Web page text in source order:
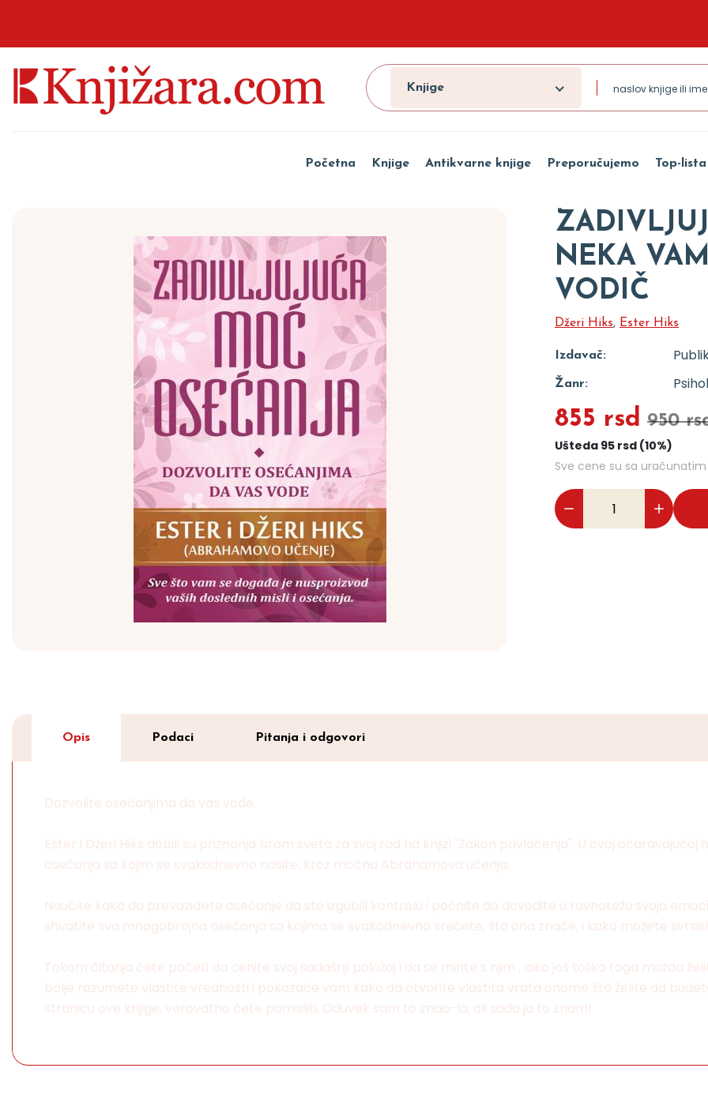
Knjige
Početna Knjige Antikvarne knjige Preporučujemo Top-lista
NEKA
VODIČ
Džeri Hiks, Ester Hiks
Izdavač:
Žanr:
855 rsd 950
Ušteda 95 rsd (10%)
Sve cene su sa
Opis Podaci Pitanja i odgovori
Dozvolite osećanjima da vas vode.
Ester i Džeri Hiks dobili su priznanja širom sveta za svoj rad na knjizi "Zakon privlačenja". U ovoj
osećanja sa kojim se svakodnevno nosite, kroz moćna Abrahamova učenja.
Naučite kako da prevaziđete osećanje da ste izgubili kontrolu i počnite da dovodite u ravnotežu svoja
shvatite sva mnogobrojna osećanja sa kojima se svakodnevno srećete, šta ona znače, i kako možete
Tokom čitanja ćete početi da cenite svoj sadašnji položaj i da se mirite s njim , iako još toliko toga možda
bolje razumete vlastite vrednosti i pokazaće vam kako da otvorite vlastita vrata onome što želite da
stranicu ove knjige, verovatno ćete pomisliti, Oduvek sam to znao-la; ali sada ja to znam!